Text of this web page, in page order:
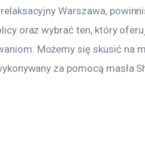
Warszawa,
oraz wybrać ten, który
Możemy się skusić na
za pomocą masła